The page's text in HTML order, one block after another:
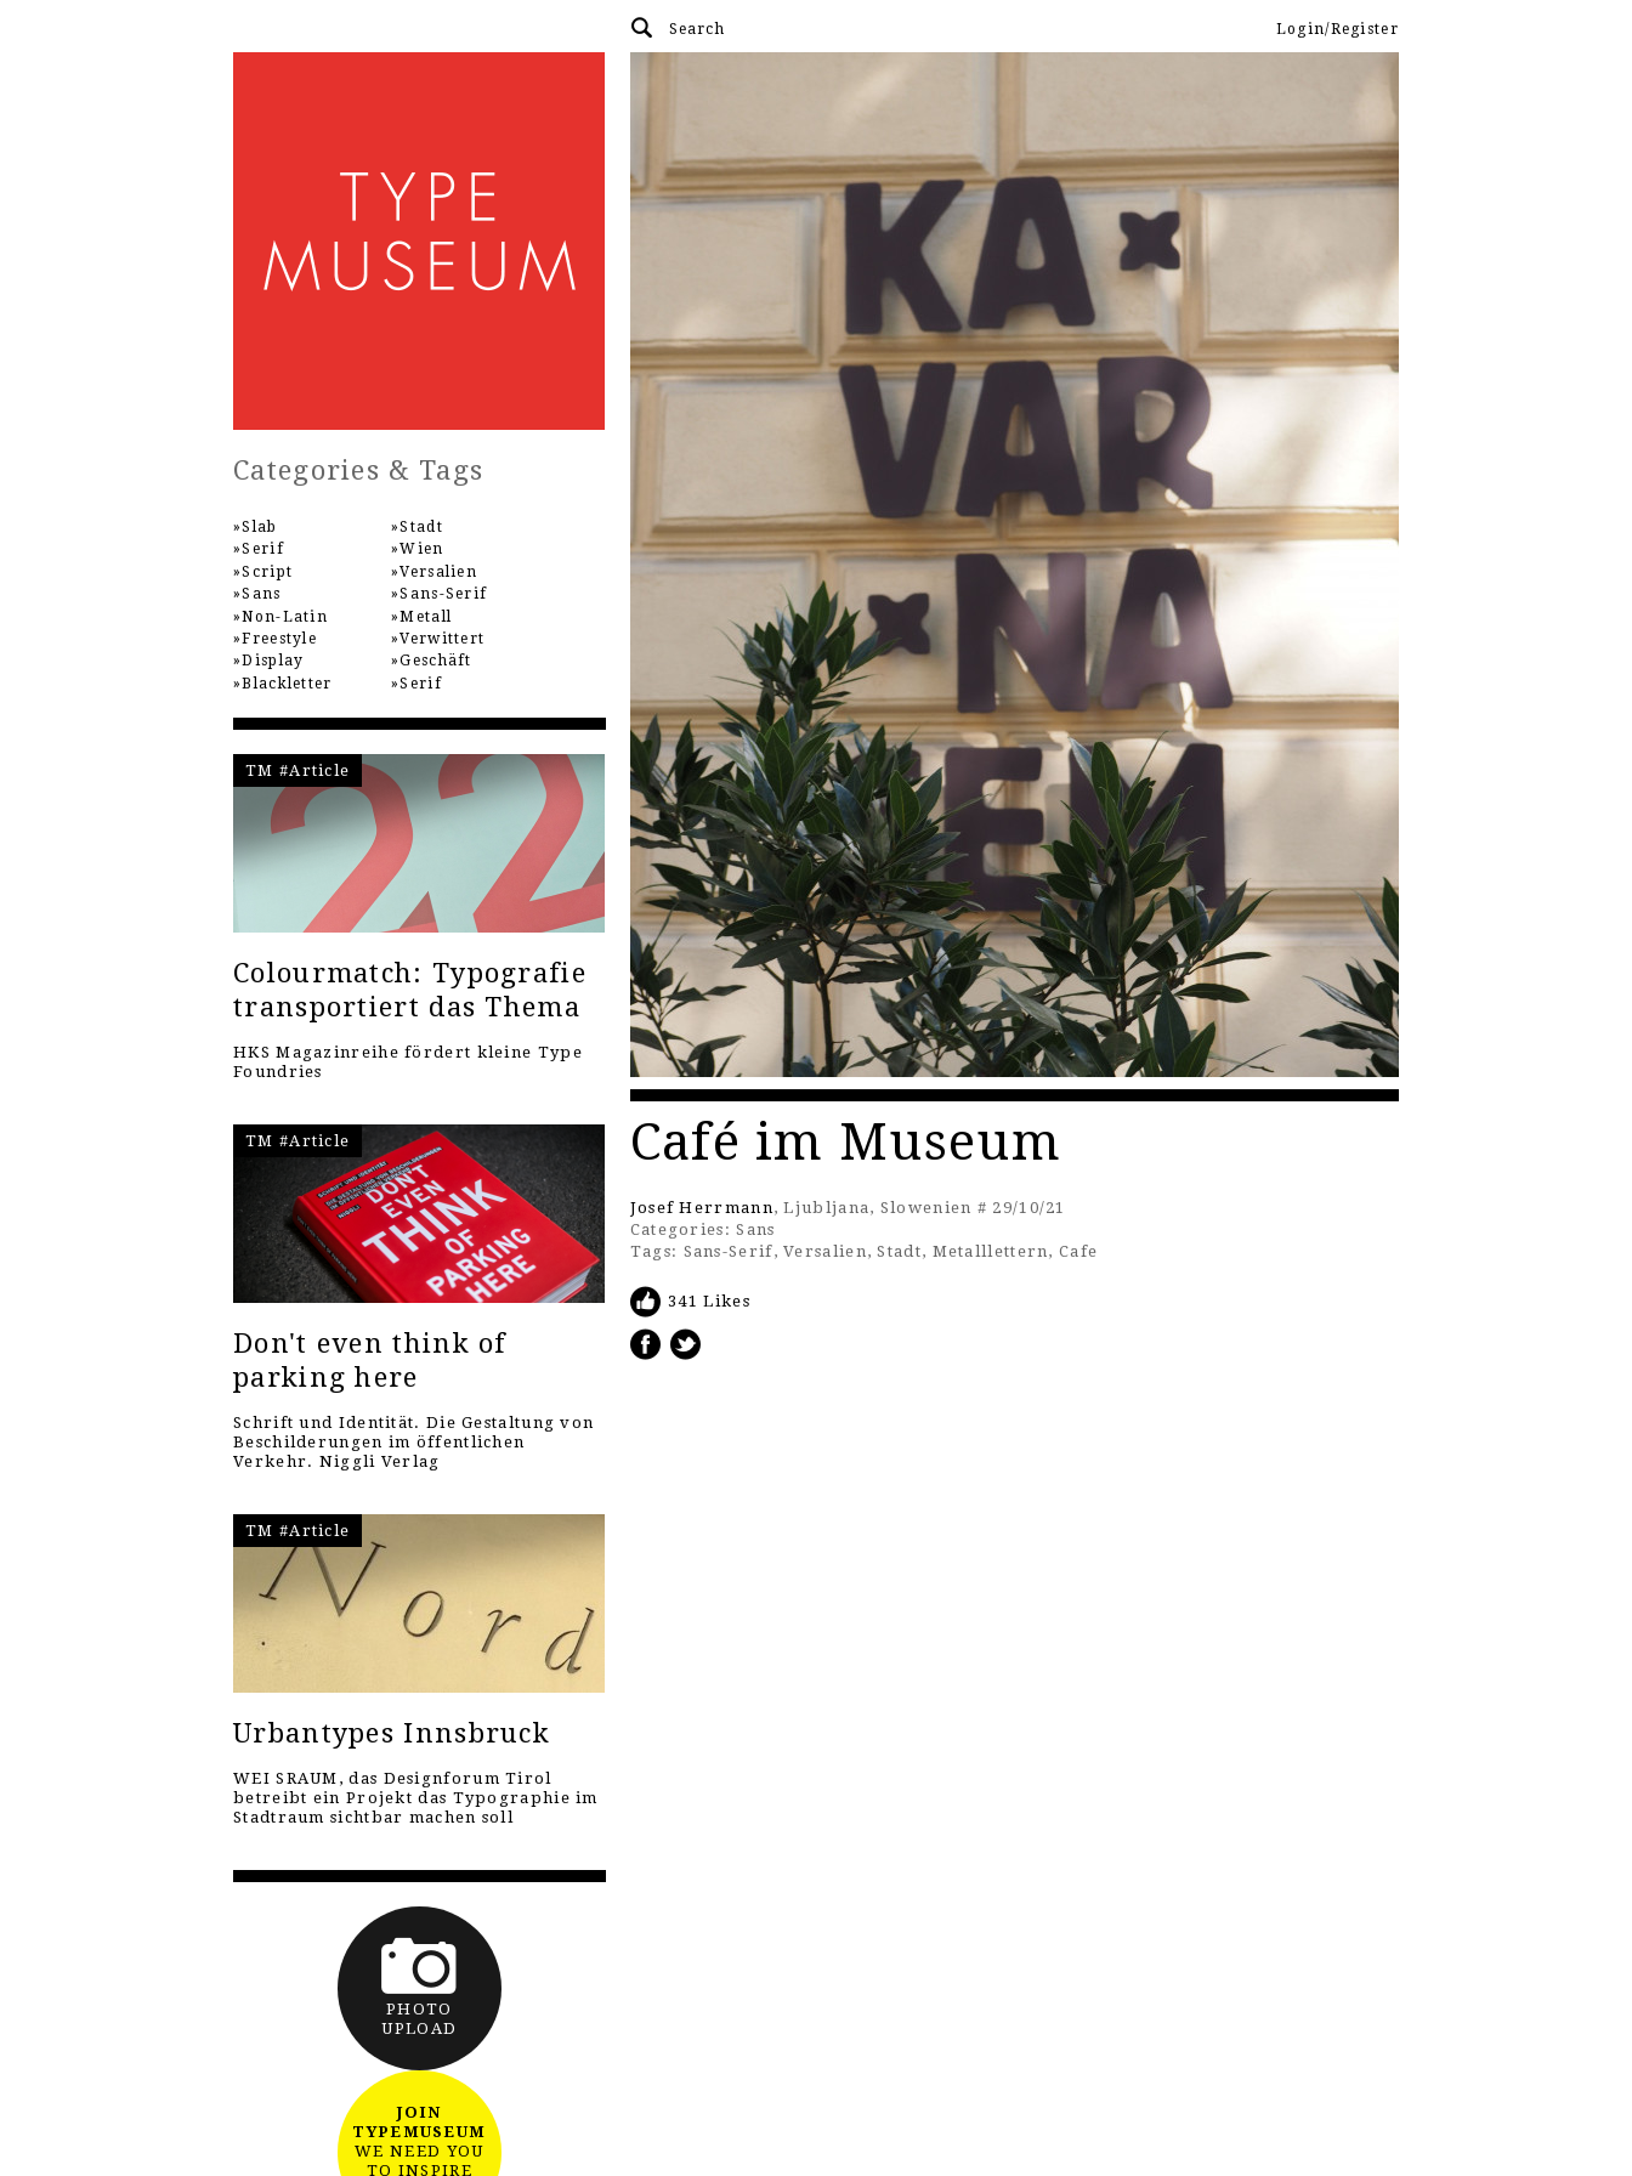
Login/Register
Café im Museum
Josef Herrmann, Ljubljana, Slowenien # 29/10/21
Categories: Sans
Tags: Sans-Serif,Versalien,Stadt, Metalllettern,Cafe
341 Likes
Categories & Tags
Slab
Serif
Script
Sans
Non-Latin
Freestyle
Display
Blackletter
Stadt
Wien
Versalien
Sans-Serif
Metall
Verwittert
Geschäft
Serif
TM #Article
Colourmatch: Typografie
transportiert das Thema
HKS Magazinreihe fördert kleine Type
Foundries
TM #Article
Don't even think of
parking here
Schrift und Identität. Die Gestaltung von
Beschilderungen im öffentlichen
Verkehr. Niggli Verlag
TM #Article
Urbantypes Innsbruck
WEI SRAUM, das Designforum Tirol
betreibt ein Projekt das Typographie im
Stadtraum sichtbar machen soll
PHOTO
UPLOAD
JOIN
TYPEMUSEUM
WE NEED YOU
TO INSPIRE